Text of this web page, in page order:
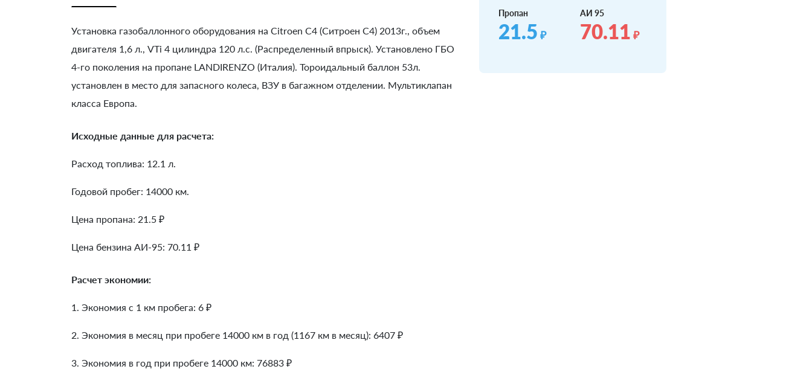
Установка газобаллонного оборудования на Citroen C4 (Ситроен С4) 2013г., объем
двигателя 1,6 л., VTi 4 цилиндра 120 л.с. (Распределенный впрыск). Установлено ГБО
4-го поколения на пропане LANDIRENZO (Италия). Тороидальный баллон 53л.
установлен в место для запасного колеса, ВЗУ в багажном отделении. Мультиклапан
класса Европа.
Исходные данные для расчета:
Расход топлива: 12.1 л.
Годовой пробег: 14000 км.
Цена пропана: 21.5 ₽
Цена бензина АИ-95: 70.11 ₽
Расчет экономии:
1. Экономия с 1 км пробега: 6 ₽
2. Экономия в месяц при пробеге 14000 км в год (1167 км в месяц): 6407 ₽
3. Экономия в год при пробеге 14000 км: 76883 ₽
Пропан
21.5 ₽
АИ 95
70.11 ₽